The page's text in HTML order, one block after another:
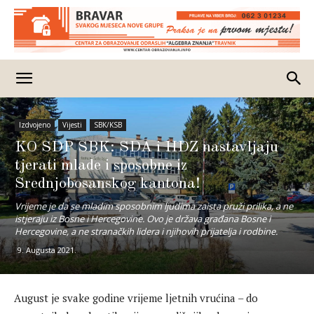
Izdvojeno Vijesti SBK/KSB
KO SDP SBK: SDA i HDZ nastavljaju
tjerati mlade i sposobne iz
Srednjobosanskog kantona!
Vrijeme je da se mladim sposobnim ljudima zaista pruži prilika, a ne
istjeraju iz Bosne i Hercegovine. Ovo je država građana Bosne i
Hercegovine, a ne stranačkih lidera i njihovih prijatelja i rodbine.
9. Augusta 2021.
August je svake godine vrijeme ljetnih vrućina – do